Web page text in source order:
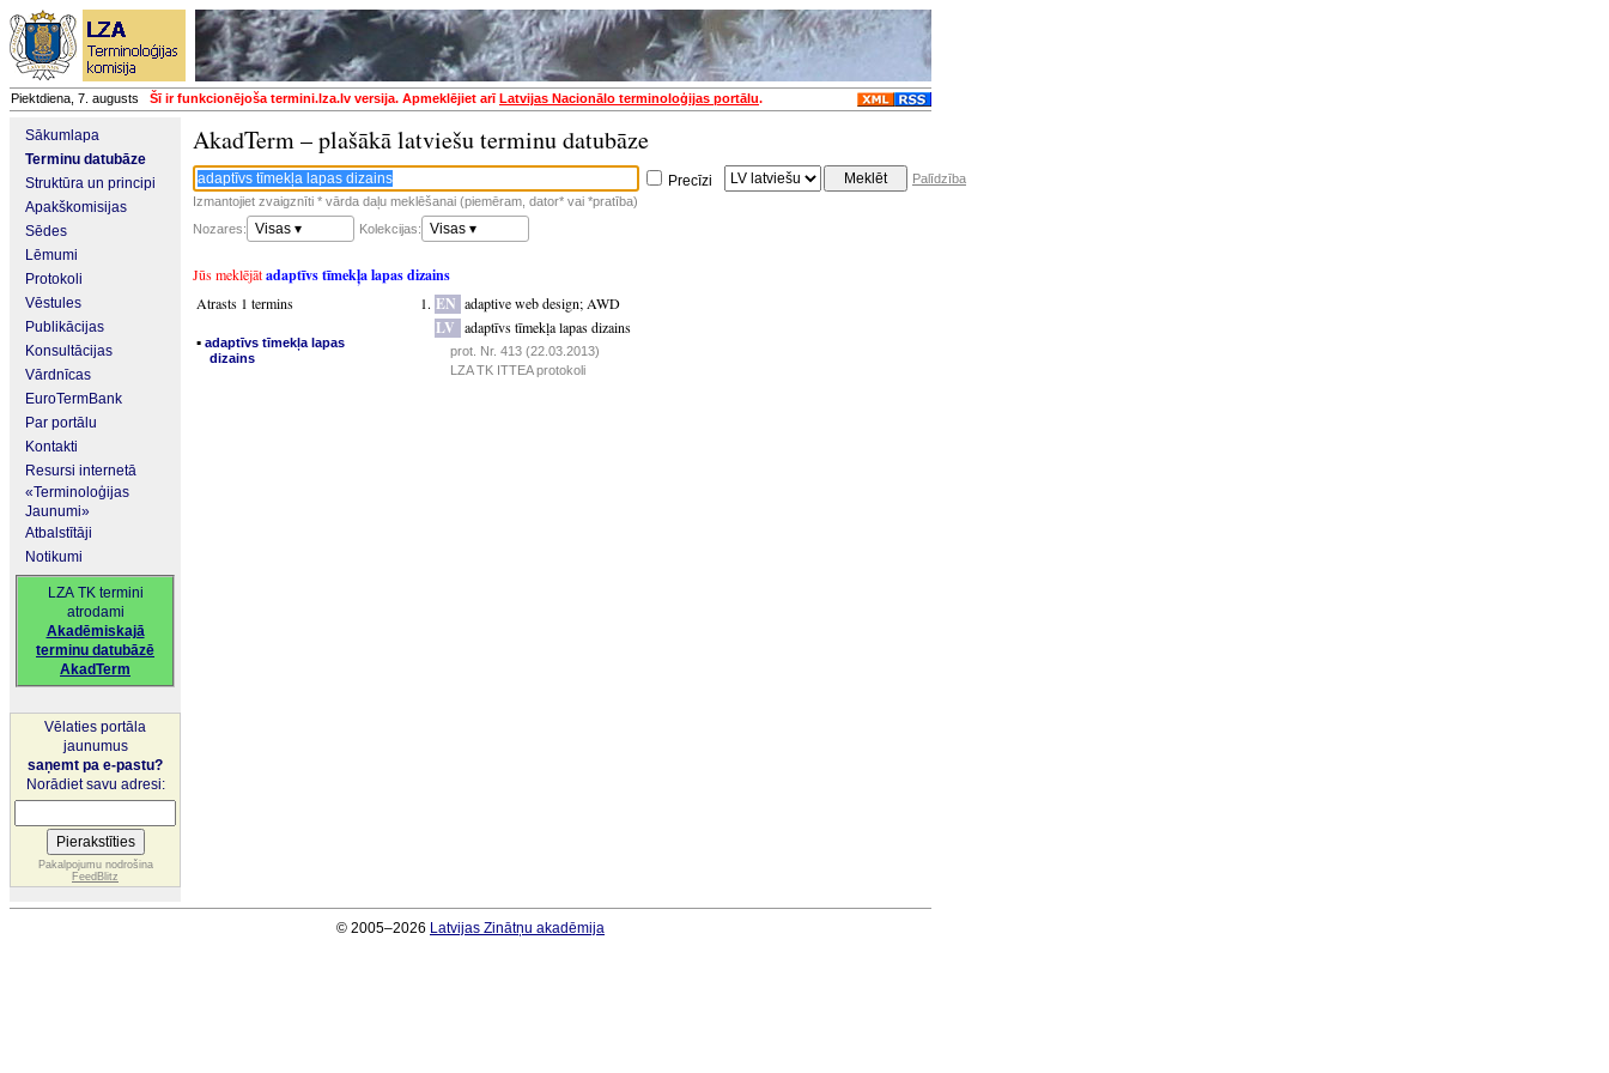
Piektdiena, 7. augusts Šī ir funkcionējoša termini.lza.lv versija. Apmeklējiet arīLatvijas Nacionālo terminoloģijas portālu.
Sākumlapa
Terminu datubāze
Struktūra un principi
Apakškomisijas
Sēdes
Lēmumi
Protokoli
Vēstules
Publikācijas
Konsultācijas
Vārdnīcas
EuroTermBank
Par portālu
Kontakti
Resursi internetā
«Terminoloģijas
Jaunumi»
Atbalstītāji
Notikumi
LZA TK termini
atrodami
Akadēmiskajā
terminu datubāzē
AkadTerm
Vēlaties portāla
jaunumus
saņemt pa e-pastu?
Norādiet savu adresi:
Pakalpojumu nodrošina
FeedBlitz
AkadTerm – plašākā latviešu terminu datubāze
Precīzi
Palīdzība
Izmantojiet zvaigznīti * vārda daļu meklēšanai (piemēram, dator* vai *pratība)
Nozares:
Visas ▾ Kolekcijas: Visas ▾
Jūs meklējātadaptīvs tīmekļa lapas dizains
Atrasts 1 termins
▪ adaptīvs tīmekļa lapas
dizains
EN adaptive web design; AWD
LV adaptīvs tīmekļa lapas dizains
prot. Nr. 413 (22.03.2013)
LZA TK ITTEA protokoli
© 2005–2026 Latvijas Zinātņu akadēmija